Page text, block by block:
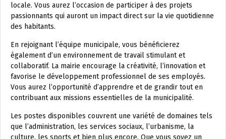
locale. Vous aurez l’occasion de participer à des projets
passionnants qui auront un impact direct sur la vie quotidienne
des habitants.
En rejoignant l’équipe municipale, vous bénéficierez
également d’un environnement de travail stimulant et
collaboratif. La mairie encourage la créativité, l’innovation et
favorise le développement professionnel de ses employés.
Vous aurez l’opportunité d’apprendre et de grandir tout en
contribuant aux missions essentielles de la municipalité.
Les postes disponibles couvrent une variété de domaines tels
que l’administration, les services sociaux, l’urbanisme, la
culture, les sports et bien plus encore. Que vous soyez un